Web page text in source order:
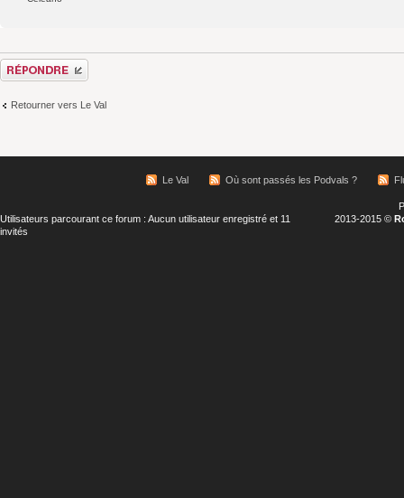
Répondre
Retourner vers Le Val
Le Val Où sont passés les Podvals ?
Utilisateurs parcourant ce forum : Aucun utilisateur enregistré et 11
invités
2013-2015 ©